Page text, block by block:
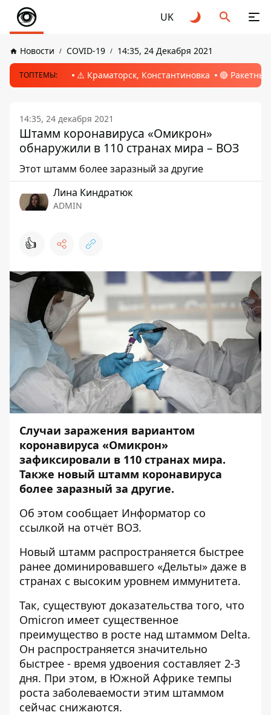
UK
Новости COVID-19 14:35, 24 Декабря 2021
ТОПТЕМЫ: ⚠️ Краматорск, Константиновка 🔴
14:35, 24 декабря 2021
Штамм коронавируса «Омикрон»
обнаружили в 110 странах мира – ВОЗ
Этот штамм более заразный за другие
Лина Киндратюк
ADMIN
👍
Случаи заражения вариантом
коронавируса «Омикрон»
зафиксировали в 110 странах мира.
Также новый штамм коронавируса
более заразный за другие.
Об этом сообщает Информатор со
ссылкой на отчёт ВОЗ.
Новый штамм распространяется быстрее
ранее доминировавшего «Дельты» даже в
странах с высоким уровнем иммунитета.
Так, существуют доказательства того, что
Omicron имеет существенное
преимущество в росте над штаммом Delta.
Он распространяется значительно
быстрее - время удвоения составляет 2-3
дня. При этом, в Южной Африке темпы
роста заболеваемости этим штаммом
сейчас снижаются.